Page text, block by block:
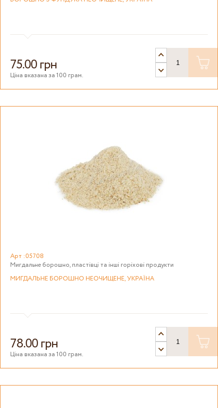
75.00 грн
Ціна вказана за 100 грам.
Арт :05708
Мигдальне борошно, пластівці та інші горіхові продукти
МИГДАЛЬНЕ БОРОШНО НЕОЧИЩЕНЕ, УКРАЇНА
78.00 грн
Ціна вказана за 100 грам.